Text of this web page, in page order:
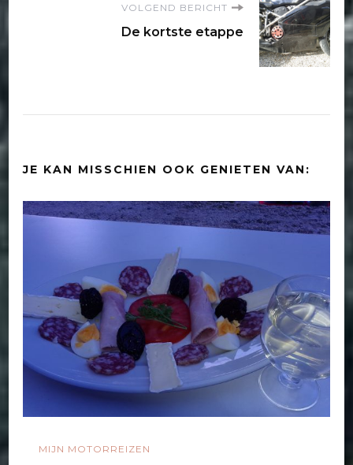
VOLGEND BERICHT
De kortste etappe
JE KAN MISSCHIEN OOK GENIETEN VAN:
MIJN MOTORREIZEN